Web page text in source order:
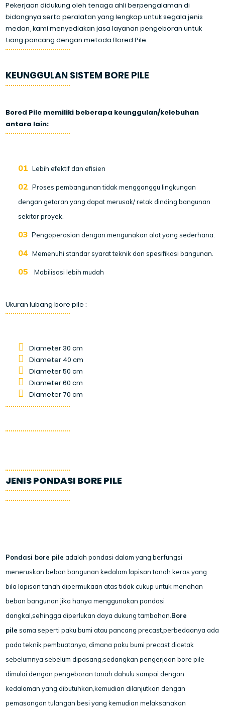
Pekerjaan didukung oleh tenaga ahli berpengalaman di
bidangnya serta peralatan yang lengkap untuk segala jenis
medan, kami menyediakan jasa layanan pengeboran untuk
tiang pancang dengan metoda Bored Pile.
KEUNGGULAN SISTEM BORE PILE
Bored Pile memiliki beberapa keunggulan/kelebuhan
antara lain:
Lebih efektif dan efisien
Proses pembangunan tidak mengganggu lingkungan
dengan getaran yang dapat merusak/ retak dinding bangunan
sekitar proyek.
Pengoperasian dengan mengunakan alat yang sederhana.
Memenuhi standar syarat teknik dan spesifikasi bangunan.
Mobilisasi lebih mudah
Ukuran lubang bore pile :
Diameter 30 cm
Diameter 40 cm
Diameter 50 cm
Diameter 60 cm
Diameter 70 cm
JENIS PONDASI BORE PILE
Pondasi bore pile adalah pondasi dalam yang berfungsi
meneruskan beban bangunan kedalam lapisan tanah keras yang
bila lapisan tanah dipermukaan atas tidak cukup untuk menahan
beban bangunan jika hanya menggunakan pondasi
dangkal,sehingga diperlukan daya dukung tambahan. Bore
pile sama seperti paku bumi atau pancang precast,perbedaanya ada
pada teknik pembuatanya, dimana paku bumi precast dicetak
sebelumnya sebelum dipasang,sedangkan pengerjaan bore pile
dimulai dengan pengeboran tanah dahulu sampai dengan
kedalaman yang dibutuhkan,kemudian dilanjutkan dengan
pemasangan tulangan besi yang kemudian melaksanakan